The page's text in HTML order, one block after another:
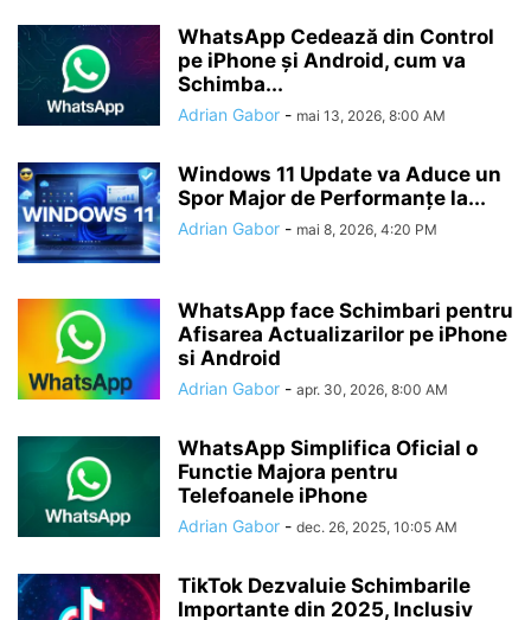
WhatsApp Cedează din Control
pe iPhone și Android, cum va
Schimba...
Adrian Gabor - mai 13, 2026, 8:00 AM
Windows 11 Update va Aduce un
Spor Major de Performanțe la...
Adrian Gabor - mai 8, 2026, 4:20 PM
WhatsApp face Schimbari pentru
Afisarea Actualizarilor pe iPhone
si Android
Adrian Gabor - apr. 30, 2026, 8:00 AM
WhatsApp Simplifica Oficial o
Functie Majora pentru
Telefoanele iPhone
Adrian Gabor - dec. 26, 2025, 10:05 AM
TikTok Dezvaluie Schimbarile
Importante din 2025, Inclusiv